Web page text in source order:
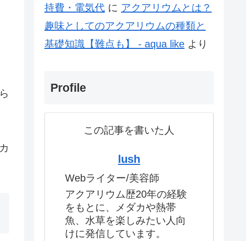
持費・電気代 に アクアリウムとは？
趣味としてのアクアリウムの種類と
基礎知識【難点も】 - aqua like より
Profile
この記事を書いた人
lush
Webライター/美容師
アクアリウム歴20年の経験
をもとに、メダカや熱帯
魚、水草を楽しみたい人向
けに発信しています。